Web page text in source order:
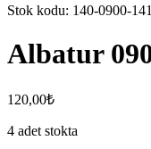
Stok kodu: 140-0900-
Albatur
120,00₺
4 adet stokta